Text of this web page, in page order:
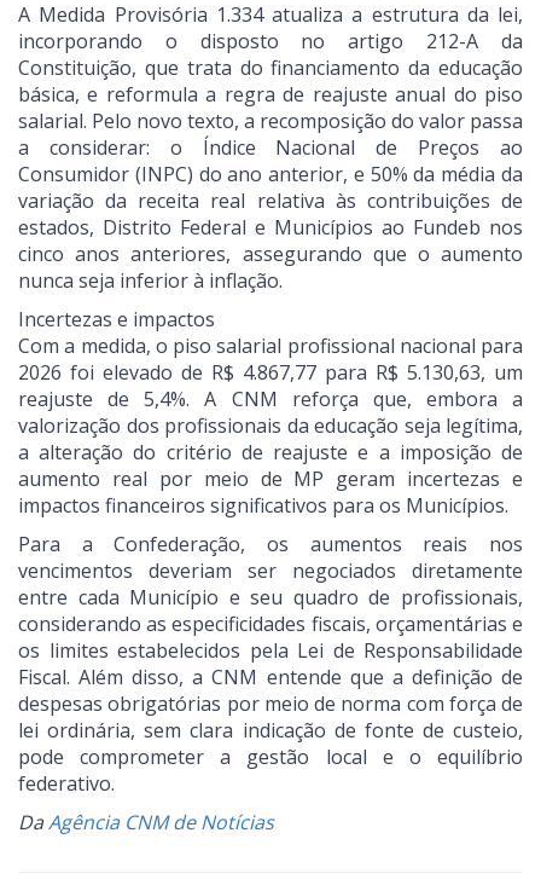
A Medida Provisória 1.334 atualiza a estrutura da lei,
incorporando o disposto no artigo 212-A da
Constituição, que trata do financiamento da educação
básica, e reformula a regra de reajuste anual do piso
salarial. Pelo novo texto, a recomposição do valor passa
a considerar: o Índice Nacional de Preços ao
Consumidor (INPC) do ano anterior, e 50% da média da
variação da receita real relativa às contribuições de
estados, Distrito Federal e Municípios ao Fundeb nos
cinco anos anteriores, assegurando que o aumento
nunca seja inferior à inflação.
Incertezas e impactos
Com a medida, o piso salarial profissional nacional para
2026 foi elevado de R$ 4.867,77 para R$ 5.130,63, um
reajuste de 5,4%. A CNM reforça que, embora a
valorização dos profissionais da educação seja legítima,
a alteração do critério de reajuste e a imposição de
aumento real por meio de MP geram incertezas e
impactos financeiros significativos para os Municípios.
Para a Confederação, os aumentos reais nos
vencimentos deveriam ser negociados diretamente
entre cada Município e seu quadro de profissionais,
considerando as especificidades fiscais, orçamentárias e
os limites estabelecidos pela Lei de Responsabilidade
Fiscal. Além disso, a CNM entende que a definição de
despesas obrigatórias por meio de norma com força de
lei ordinária, sem clara indicação de fonte de custeio,
pode comprometer a gestão local e o equilíbrio
federativo.
DaAgência CNM de Notícias